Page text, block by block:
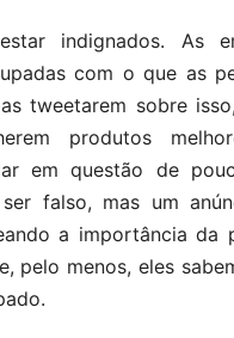
indignados. As
com o que as
tweetarem sobre
produtos
em questão de
falso, mas um
a importância da
pelo menos, eles